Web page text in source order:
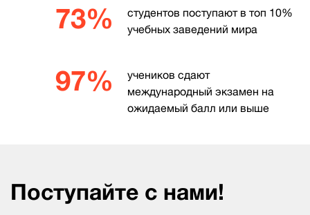
73%
студентов поступают в топ 10%
учебных заведений мира
97%
учеников сдают
международный экзамен на
ожидаемый балл или выше
Поступайте с нами!